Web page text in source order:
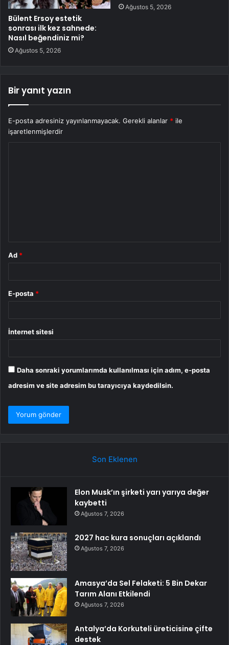
Bülent Ersoy estetik
sonrası ilk kez sahnede:
Nasıl beğendiniz mi?
Ağustos 5, 2026
Ağustos 5, 2026
Bir yanıt yazın
E-posta adresiniz yayınlanmayacak. Gerekli alanlar * ile
işaretlenmişlerdir
Ad *
E-posta *
İnternet sitesi
Daha sonraki yorumlarımda kullanılması için adım, e-posta
adresim ve site adresim bu tarayıcıya kaydedilsin.
Son Eklenen
Elon Musk’ın şirketi yarı yarıya değer
kaybetti
Ağustos 7, 2026
2027 hac kura sonuçları açıklandı
Ağustos 7, 2026
Amasya’da Sel Felaketi: 5 Bin Dekar
Tarım Alanı Etkilendi
Ağustos 7, 2026
Antalya’da Korkuteli üreticisine çifte
destek